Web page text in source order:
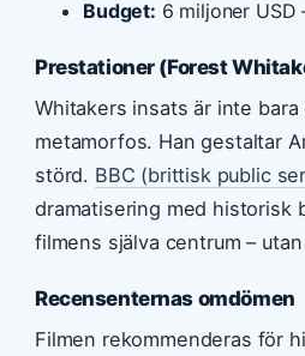
Budget: 6 miljoner USD
Prestationer (Forest
Whitakers insats är inte
metamorfos. Han gestaltar
störd. BBC (brittisk public
dramatisering med historisk
filmens själva centrum –
Recensenternas omdömen
Filmen rekommenderas för